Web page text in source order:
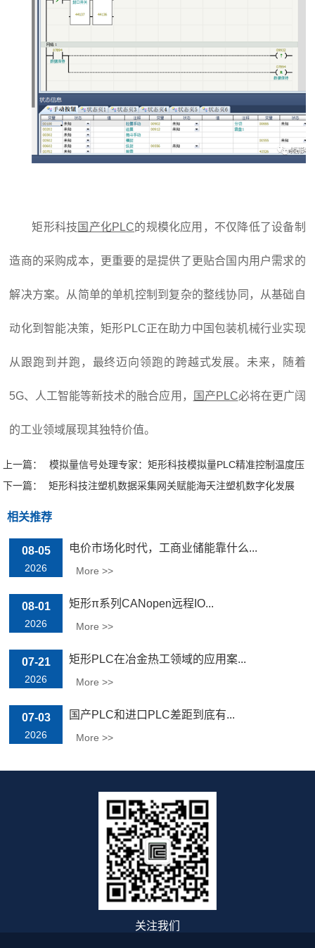
矩形科技 国产化PLC的规模化应用，不仅降低了设备制
造商的采购成本，更重要的是提供了更贴合国内用户需求的
解决方案。从简单的单机控制到复杂的整线协同，从基础自
动化到智能决策，矩形PLC正在助力中国包装机械行业实现
从跟跑到并跑，最终迈向领跑的跨越式发展。未来，随着
5G、人工智能等新技术的融合应用， 国产PLC必将在更广阔
的工业领域展现其独特价值。
上一篇：
模拟量信号处理专家：矩形科技模拟量PLC精准控制温度压
力
下一篇： 矩形科技注塑机数据采集网关赋能海天注塑机数字化发展
相关推荐
08-05
2026
电价市场化时代，工商业储能靠什么...
More >>
08-01
2026
矩形π系列CANopen远程IO...
More >>
07-21
2026
矩形PLC在冶金热工领域的应用案...
More >>
07-03
2026
国产PLC和进口PLC差距到底有...
More >>
关注我们